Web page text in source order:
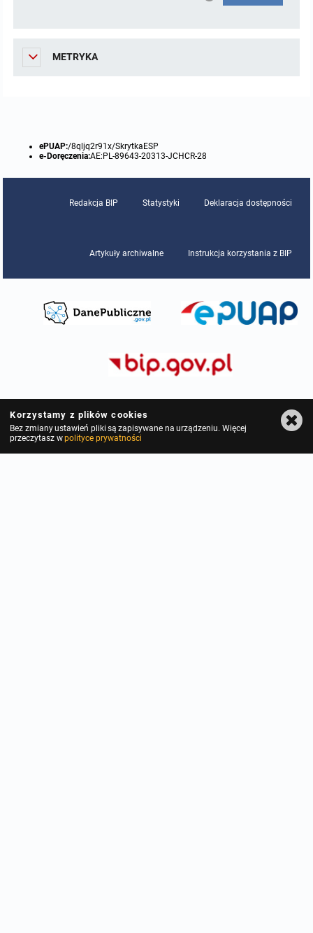
METRYKA
ePUAP:/8qljq2r91x/SkrytkaESP
e-Doręczenia:AE:PL-89643-20313-JCHCR-28
Redakcja BIP Statystyki Deklaracja dostępności
Artykuły archiwalne Instrukcja korzystania z BIP
Korzystamy z plików cookies
Bez zmiany ustawień pliki są zapisywane na urządzeniu. Więcej
przeczytasz wpolityce prywatności